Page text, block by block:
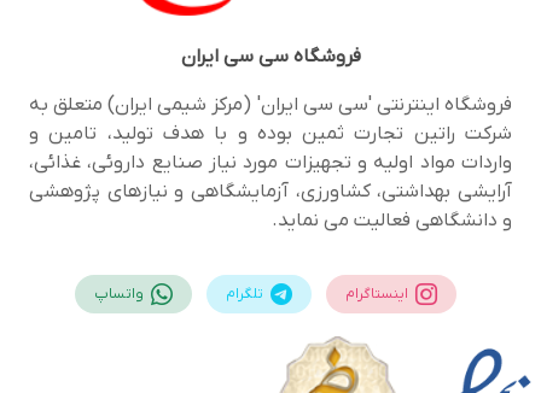
فروشگاهسی سی ایران
فروشگاه اینترنتی 'سی سی ایران' (مرکز شیمی ایران) متعلق به
شرکت راتین تجارت ثمین بوده و با هدف تولید، تامین و
واردات مواد اولیه و تجهیزات مورد نیاز صنایع داروئی، غذائی،
آرایشی بهداشتی، کشاورزی، آزمایشگاهی و نیازهای پژوهشی
و دانشگاهی فعالیت می نماید.
اینستاگرام تلگرام واتساپ